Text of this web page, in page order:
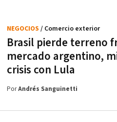
Brasil pierde terreno
mercado argentino,
crisis con Lula
NEGOCIOS / Comercio exterior
PorAndrés Sanguinetti